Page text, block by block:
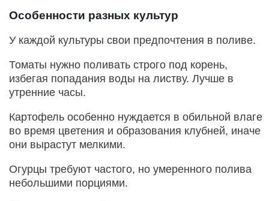
Особенности разных культур
У каждой культуры свои предпочтения в поливе.
Томаты нужно поливать строго под корень,
избегая попадания воды на листву. Лучше в
утренние часы.
Картофель особенно нуждается в обильной влаге
во время цветения и образования клубней, иначе
они вырастут мелкими.
Огурцы требуют частого, но умеренного полива
небольшими порциями.